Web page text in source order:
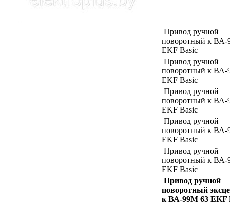
Привод ручной
поворотный к ВА-
EKF Basic
Привод ручной
поворотный к ВА-
EKF Basic
Привод ручной
поворотный к ВА-
EKF Basic
Привод ручной
поворотный к ВА-
EKF Basic
Привод ручной
поворотный к ВА-
EKF Basic
Привод ручной
поворотный
к ВА-99М 63 EKF